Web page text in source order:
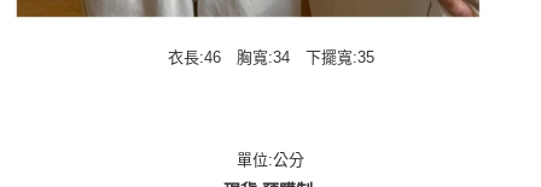
衣長:46 胸寬:34 下擺寬:35
單位:公分